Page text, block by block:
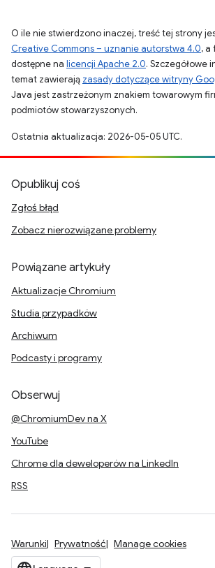
O ile nie stwierdzono inaczej, treść tej strony
Creative Commons – uznanie autorstwa 4.0, a
dostępne na licencji Apache 2.0. Szczegółowe
temat zawierają zasady dotyczące witryny
Java jest zastrzeżonym znakiem towarowym
podmiotów stowarzyszonych.
Ostatnia aktualizacja: 2026-05-05 UTC.
Opublikuj coś
Zgłoś błąd
Zobacz nierozwiązane problemy
Powiązane artykuły
Aktualizacje Chromium
Studia przypadków
Archiwum
Podcasty i programy
Obserwuj
@ChromiumDev na X
YouTube
Chrome dla deweloperów na LinkedIn
RSS
Warunki Prywatność Manage cookies